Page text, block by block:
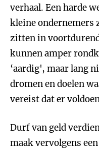
verhaal. Een harde
kleine ondernemers
zitten in
kunnen amper
‘aardig', maar lang
dromen en doelen
vereist dat er
Durf van geld
maak vervolgens